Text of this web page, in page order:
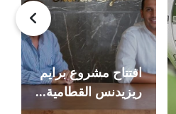
افتتاح مشروع برايم
ريزيدنس القطامية...